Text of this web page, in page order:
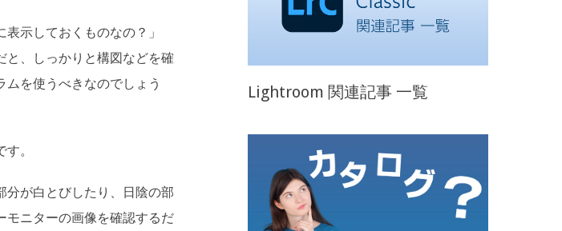
示しておくものなの？」
と、しっかりと構図などを確
を使うべきなのでしょう
す。
分が白とびしたり、日陰の部
モニターの画像を確認するだ
Lightroom 関連記事 一覧